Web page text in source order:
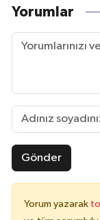
Yorumlar
Gönder
Yorum yazarak